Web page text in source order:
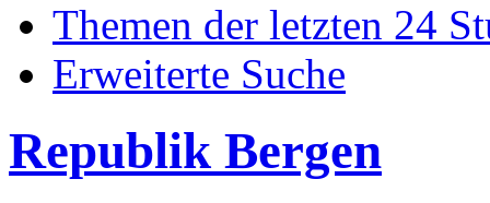
Themen der letzten 24
Erweiterte Suche
Republik Bergen